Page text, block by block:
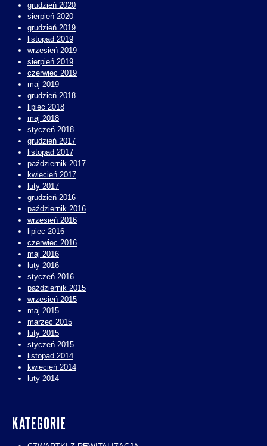
grudzień 2020
sierpień 2020
grudzień 2019
listopad 2019
wrzesień 2019
sierpień 2019
czerwiec 2019
maj 2019
grudzień 2018
lipiec 2018
maj 2018
styczeń 2018
grudzień 2017
listopad 2017
październik 2017
kwiecień 2017
luty 2017
grudzień 2016
październik 2016
wrzesień 2016
lipiec 2016
czerwiec 2016
maj 2016
luty 2016
styczeń 2016
październik 2015
wrzesień 2015
maj 2015
marzec 2015
luty 2015
styczeń 2015
listopad 2014
kwiecień 2014
luty 2014
KATEGORIE